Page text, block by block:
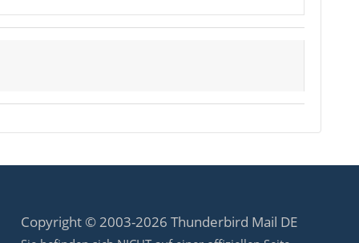
Copyright © 2003-2026 Thunderbird Mail DE